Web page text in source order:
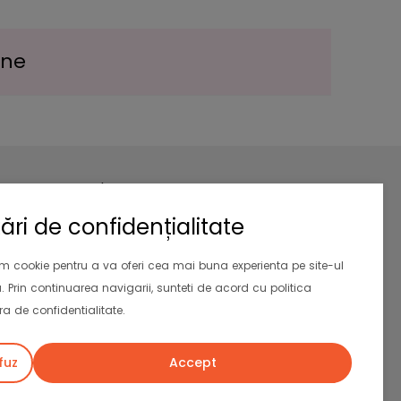
de confidențialitate
cookie pentru a va oferi cea mai buna experienta pe site-ul
Prin continuarea navigarii, sunteti de acord cu politica
de confidentialitate.
Accept
Newsletter
Aboneaza-te la newsletter si primesti
la prima comanda.
Valabil si pentru clientii existenti